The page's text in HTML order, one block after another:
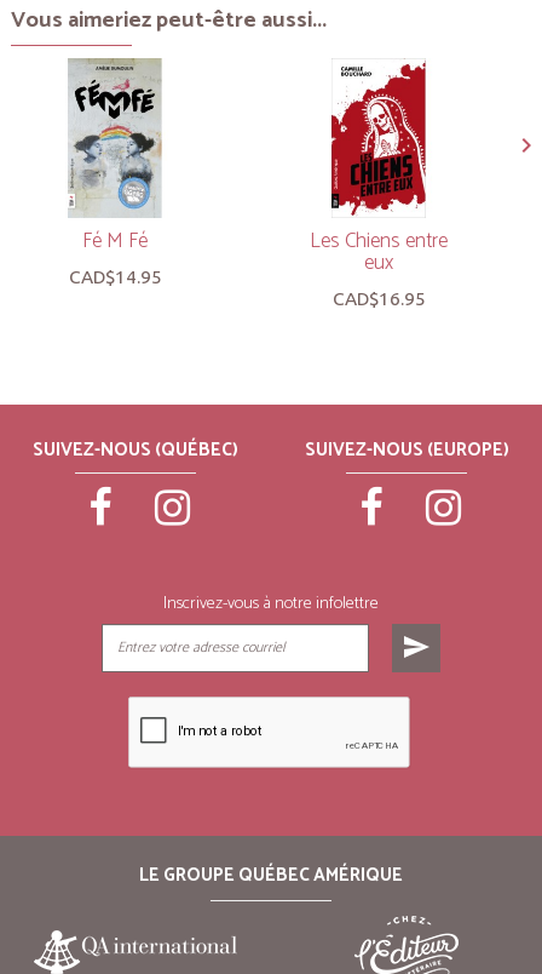
Vous aimeriez peut-être aussi...
Fé M Fé
CAD$14.95
Les Chiens entre
eux
CAD$16.95
SUIVEZ-NOUS (QUÉBEC) SUIVEZ-NOUS (EUROPE)
Inscrivez-vous à notre infolettre
send
LE GROUPE QUÉBEC AMÉRIQUE